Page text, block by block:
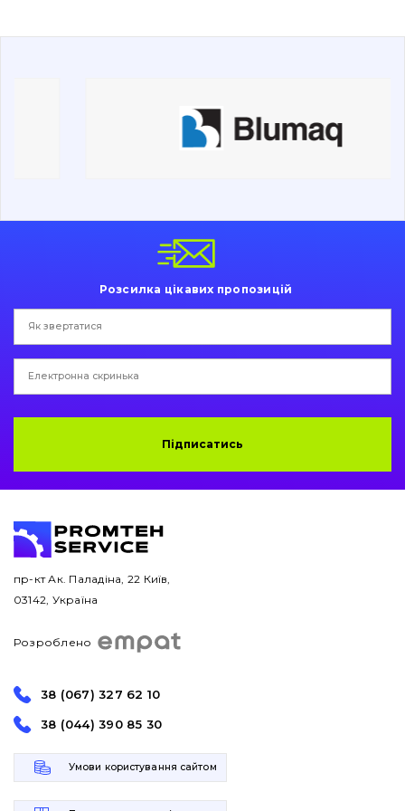
Розсилка цікавих пропозицій
Підписатись
пр-кт Ак. Паладіна, 22 Київ,
03142, Україна
Розроблено
38 (067) 327 62 10
38 (044) 390 85 30
Умови користування сайтом